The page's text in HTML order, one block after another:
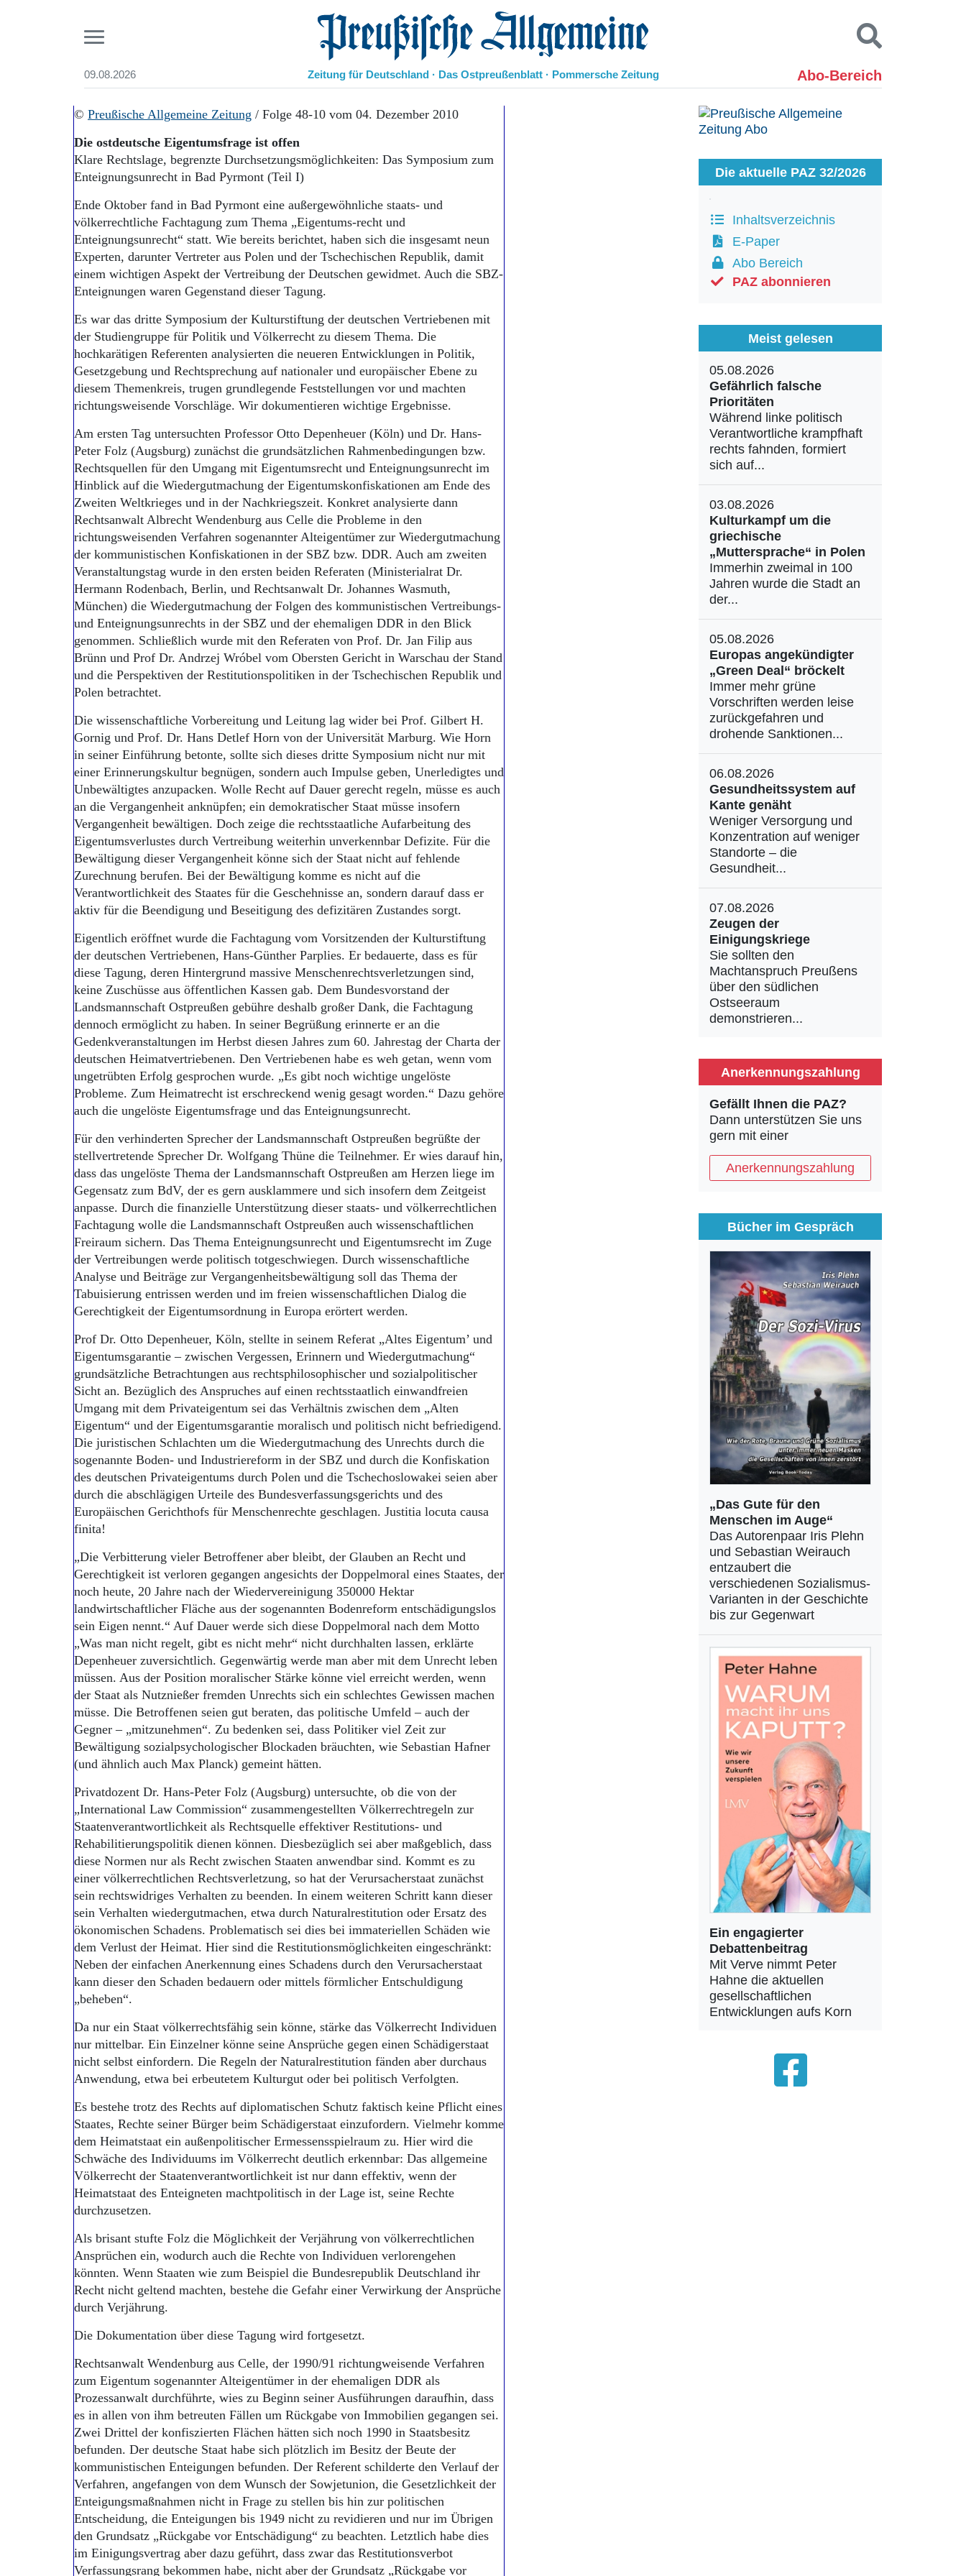
09.08.2026 Preußische Allgemeine Zeitung
Zeitung für Deutschland · Das Ostpreußenblatt · Pommersche Zeitung Abo-Bereich
Start
Aktuelle Ausgabe
Abonnenten-Login
Abonnent werden
Archiv
Mediadaten
Panorama
Pommern
Berlin-Brandenburg
Schlesien
Kontakt
Suchen und finden
© Preußische Allgemeine Zeitung / Folge 48-10 vom 04. Dezember 2010
Die ostdeutsche Eigentumsfrage ist offen
Klare Rechtslage, begrenzte Durchsetzungsmöglichkeiten: Das Symposium zum
Enteignungsunrecht in Bad Pyrmont (Teil I)
Ende Oktober fand in Bad Pyrmont eine außergewöhnliche staats- und
völkerrechtliche Fachtagung zum Thema „Eigentums-recht und
Enteignungsunrecht“ statt. Wie bereits berichtet, haben sich die insgesamt neun
Experten, darunter Vertreter aus Polen und der Tschechischen Republik, damit
einem wichtigen Aspekt der Vertreibung der Deutschen gewidmet. Auch die SBZ-
Enteignungen waren Gegenstand dieser Tagung.
Es war das dritte Symposium der Kulturstiftung der deutschen Vertriebenen mit
der Studiengruppe für Politik und Völkerrecht zu diesem Thema. Die
hochkarätigen Referenten analysierten die neueren Entwicklungen in Politik,
Gesetzgebung und Rechtsprechung auf nationaler und europäischer Ebene zu
diesem Themenkreis, trugen grundlegende Feststellungen vor und machten
richtungsweisende Vorschläge. Wir dokumentieren wichtige Ergebnisse.
Am ersten Tag untersuchten Professor Otto Depenheuer (Köln) und Dr. Hans-
Peter Folz (Augsburg) zunächst die grundsätzlichen Rahmenbedingungen bzw.
Rechtsquellen für den Umgang mit Eigentumsrecht und Enteignungsunrecht im
Hinblick auf die Wiedergutmachung der Eigentumskonfiskationen am Ende des
Zweiten Weltkrieges und in der Nachkriegszeit. Konkret analysierte dann
Rechtsanwalt Albrecht Wendenburg aus Celle die Probleme in den
richtungsweisenden Verfahren sogenannter Alteigentümer zur Wiedergutmachung
der kommunistischen Konfiskationen in der SBZ bzw. DDR. Auch am zweiten
Veranstaltungstag wurde in den ersten beiden Referaten (Ministerialrat Dr.
Hermann Rodenbach, Berlin, und Rechtsanwalt Dr. Johannes Wasmuth,
München) die Wiedergutmachung der Folgen des kommunistischen Vertreibungs-
und Enteignungsunrechts in der SBZ und der ehemaligen DDR in den Blick
genommen. Schließlich wurde mit den Referaten von Prof. Dr. Jan Filip aus
Brünn und Prof Dr. Andrzej Wróbel vom Obersten Gericht in Warschau der Stand
und die Perspektiven der Restitutionspolitiken in der Tschechischen Republik und
Polen betrachtet.
Die wissenschaftliche Vorbereitung und Leitung lag wider bei Prof. Gilbert H.
Gornig und Prof. Dr. Hans Detlef Horn von der Universität Marburg. Wie Horn
in seiner Einführung betonte, sollte sich dieses dritte Symposium nicht nur mit
einer Erinnerungskultur begnügen, sondern auch Impulse geben, Unerledigtes und
Unbewältigtes anzupacken. Wolle Recht auf Dauer gerecht regeln, müsse es auch
an die Vergangenheit anknüpfen; ein demokratischer Staat müsse insofern
Vergangenheit bewältigen. Doch zeige die rechtsstaatliche Aufarbeitung des
Eigentumsverlustes durch Vertreibung weiterhin unverkennbar Defizite. Für die
Bewältigung dieser Vergangenheit könne sich der Staat nicht auf fehlende
Zurechnung berufen. Bei der Bewältigung komme es nicht auf die
Verantwortlichkeit des Staates für die Geschehnisse an, sondern darauf dass er
aktiv für die Beendigung und Beseitigung des defizitären Zustandes sorgt.
Eigentlich eröffnet wurde die Fachtagung vom Vorsitzenden der Kulturstiftung
der deutschen Vertriebenen, Hans-Günther Parplies. Er bedauerte, dass es für
diese Tagung, deren Hintergrund massive Menschenrechtsverletzungen sind,
keine Zuschüsse aus öffentlichen Kassen gab. Dem Bundesvorstand der
Landsmannschaft Ostpreußen gebühre deshalb großer Dank, die Fachtagung
dennoch ermöglicht zu haben. In seiner Begrüßung erinnerte er an die
Gedenkveranstaltungen im Herbst diesen Jahres zum 60. Jahrestag der Charta der
deutschen Heimatvertriebenen. Den Vertriebenen habe es weh getan, wenn vom
ungetrübten Erfolg gesprochen wurde. „Es gibt noch wichtige ungelöste
Probleme. Zum Heimatrecht ist erschreckend wenig gesagt worden.“ Dazu gehöre
auch die ungelöste Eigentumsfrage und das Enteignungsunrecht.
Für den verhinderten Sprecher der Landsmannschaft Ostpreußen begrüßte der
stellvertretende Sprecher Dr. Wolfgang Thüne die Teilnehmer. Er wies darauf hin,
dass das ungelöste Thema der Landsmannschaft Ostpreußen am Herzen liege im
Gegensatz zum BdV, der es gern ausklammere und sich insofern dem Zeitgeist
anpasse. Durch die finanzielle Unterstützung dieser staats- und völkerrechtlichen
Fachtagung wolle die Landsmannschaft Ostpreußen auch wissenschaftlichen
Freiraum sichern. Das Thema Enteignungsunrecht und Eigentumsrecht im Zuge
der Vertreibungen werde politisch totgeschwiegen. Durch wissenschaftliche
Analyse und Beiträge zur Vergangenheitsbewältigung soll das Thema der
Tabuisierung entrissen werden und im freien wissenschaftlichen Dialog die
Gerechtigkeit der Eigentumsordnung in Europa erörtert werden.
Prof Dr. Otto Depenheuer, Köln, stellte in seinem Referat „Altes Eigentum’ und
Eigentumsgarantie – zwischen Vergessen, Erinnern und Wiedergutmachung“
grundsätzliche Betrachtungen aus rechtsphilosophischer und sozialpolitischer
Sicht an. Bezüglich des Anspruches auf einen rechtsstaatlich einwandfreien
Umgang mit dem Privateigentum sei das Verhältnis zwischen dem „Alten
Eigentum“ und der Eigentumsgarantie moralisch und politisch nicht befriedigend.
Die juristischen Schlachten um die Wiedergutmachung des Unrechts durch die
sogenannte Boden- und Industriereform in der SBZ und durch die Konfiskation
des deutschen Privateigentums durch Polen und die Tschechoslowakei seien aber
durch die abschlägigen Urteile des Bundesverfassungsgerichts und des
Europäischen Gerichthofs für Menschenrechte geschlagen. Justitia locuta causa
finita!
„Die Verbitterung vieler Betroffener aber bleibt, der Glauben an Recht und
Gerechtigkeit ist verloren gegangen angesichts der Doppelmoral eines Staates, der
noch heute, 20 Jahre nach der Wiedervereinigung 350000 Hektar
landwirtschaftlicher Fläche aus der sogenannten Bodenreform entschädigungslos
sein Eigen nennt.“ Auf Dauer werde sich diese Doppelmoral nach dem Motto
„Was man nicht regelt, gibt es nicht mehr“ nicht durchhalten lassen, erklärte
Depenheuer zuversichtlich. Gegenwärtig werde man aber mit dem Unrecht leben
müssen. Aus der Position moralischer Stärke könne viel erreicht werden, wenn
der Staat als Nutznießer fremden Unrechts sich ein schlechtes Gewissen machen
müsse. Die Betroffenen seien gut beraten, das politische Umfeld – auch der
Gegner – „mitzunehmen“. Zu bedenken sei, dass Politiker viel Zeit zur
Bewältigung sozialpsychologischer Blockaden bräuchten, wie Sebastian Hafner
(und ähnlich auch Max Planck) gemeint hätten.
Privatdozent Dr. Hans-Peter Folz (Augsburg) untersuchte, ob die von der
„International Law Commission“ zusammengestellten Völkerrechtregeln zur
Staatenverantwortlichkeit als Rechtsquelle effektiver Restitutions- und
Rehabilitierungspolitik dienen können. Diesbezüglich sei aber maßgeblich, dass
diese Normen nur als Recht zwischen Staaten anwendbar sind. Kommt es zu
einer völkerrechtlichen Rechtsverletzung, so hat der Verursacherstaat zunächst
sein rechtswidriges Verhalten zu beenden. In einem weiteren Schritt kann dieser
sein Verhalten wiedergutmachen, etwa durch Naturalrestitution oder Ersatz des
ökonomischen Schadens. Problematisch sei dies bei immateriellen Schäden wie
dem Verlust der Heimat. Hier sind die Restitutionsmöglichkeiten eingeschränkt:
Neben der einfachen Anerkennung eines Schadens durch den Verursacherstaat
kann dieser den Schaden bedauern oder mittels förmlicher Entschuldigung
„beheben“.
Da nur ein Staat völkerrechtsfähig sein könne, stärke das Völkerrecht Individuen
nur mittelbar. Ein Einzelner könne seine Ansprüche gegen einen Schädigerstaat
nicht selbst einfordern. Die Regeln der Naturalrestitution fänden aber durchaus
Anwendung, etwa bei erbeutetem Kulturgut oder bei politisch Verfolgten.
Es bestehe trotz des Rechts auf diplomatischen Schutz faktisch keine Pflicht eines
Staates, Rechte seiner Bürger beim Schädigerstaat einzufordern. Vielmehr komme
dem Heimatstaat ein außenpolitischer Ermessensspielraum zu. Hier wird die
Schwäche des Individuums im Völkerrecht deutlich erkennbar: Das allgemeine
Völkerrecht der Staatenverantwortlichkeit ist nur dann effektiv, wenn der
Heimatstaat des Enteigneten machtpolitisch in der Lage ist, seine Rechte
durchzusetzen.
Als brisant stufte Folz die Möglichkeit der Verjährung von völkerrechtlichen
Ansprüchen ein, wodurch auch die Rechte von Individuen verlorengehen
könnten. Wenn Staaten wie zum Beispiel die Bundesrepublik Deutschland ihr
Recht nicht geltend machten, bestehe die Gefahr einer Verwirkung der Ansprüche
durch Verjährung.
Die Dokumentation über diese Tagung wird fortgesetzt.
Rechtsanwalt Wendenburg aus Celle, der 1990/91 richtungweisende Verfahren
zum Eigentum sogenannter Alteigentümer in der ehemaligen DDR als
Prozessanwalt durchführte, wies zu Beginn seiner Ausführungen daraufhin, dass
es in allen von ihm betreuten Fällen um Rückgabe von Immobilien gegangen sei.
Zwei Drittel der konfiszierten Flächen hätten sich noch 1990 in Staatsbesitz
befunden. Der deutsche Staat habe sich plötzlich im Besitz der Beute der
kommunistischen Enteigungen befunden. Der Referent schilderte den Verlauf der
Verfahren, angefangen von dem Wunsch der Sowjetunion, die Gesetzlichkeit der
Enteigungsmaßnahmen nicht in Frage zu stellen bis hin zur politischen
Entscheidung, die Enteigungen bis 1949 nicht zu revidieren und nur im Übrigen
den Grundsatz „Rückgabe vor Entschädigung“ zu beachten. Letztlich habe dies
im Einigungsvertrag aber dazu geführt, dass zwar das Restitutionsverbot
Verfassungsrang bekommen habe, nicht aber der Grundsatz „Rückgabe vor
Die aktuelle PAZ 32/2026
Inhaltsverzeichnis
E-Paper
Abo Bereich
PAZ abonnieren
Meist gelesen
05.08.2026
Gefährlich falsche
Prioritäten
Während linke politisch
Verantwortliche krampfhaft
rechts fahnden, formiert
sich auf...
03.08.2026
Kulturkampf um die
griechische
„Muttersprache“ in Polen
Immerhin zweimal in 100
Jahren wurde die Stadt an
der...
05.08.2026
Europas angekündigter
„Green Deal“ bröckelt
Immer mehr grüne
Vorschriften werden leise
zurückgefahren und
drohende Sanktionen...
06.08.2026
Gesundheitssystem auf
Kante genäht
Weniger Versorgung und
Konzentration auf weniger
Standorte – die
Gesundheit...
07.08.2026
Zeugen der
Einigungskriege
Sie sollten den
Machtanspruch Preußens
über den südlichen
Ostseeraum
demonstrieren...
Anerkennungszahlung
Gefällt Ihnen die PAZ?
Dann unterstützen Sie uns
gern mit einer
Anerkennungszahlung
Bücher im Gespräch
„Das Gute für den
Menschen im Auge“
Das Autorenpaar Iris Plehn
und Sebastian Weirauch
entzaubert die
verschiedenen Sozialismus-
Varianten in der Geschichte
bis zur Gegenwart
Ein engagierter
Debattenbeitrag
Mit Verve nimmt Peter
Hahne die aktuellen
gesellschaftlichen
Entwicklungen aufs Korn